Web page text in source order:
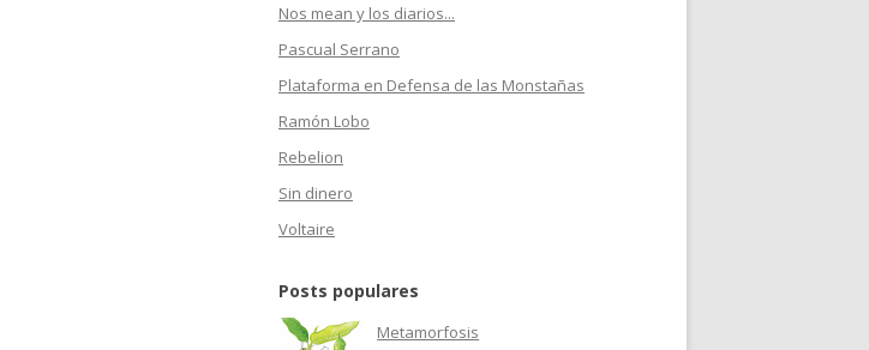
Nos mean y los diarios...
Pascual Serrano
Plataforma en Defensa de las Monstañas
Ramón Lobo
Rebelion
Sin dinero
Voltaire
Posts populares
Metamorfosis